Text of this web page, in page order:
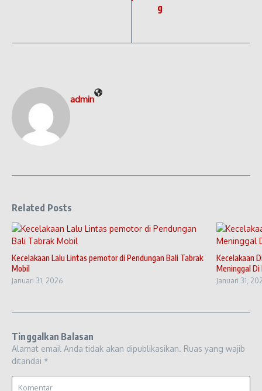
g
admin
Related Posts
Kecelakaan Lalu Lintas pemotor di Pendungan Bali Tabrak
Mobil
Januari 31, 2026
Kecelakaan
Meninggal Di
Januari 31,
Tinggalkan Balasan
Alamat email Anda tidak akan dipublikasikan. Ruas yang wajib
ditandai *